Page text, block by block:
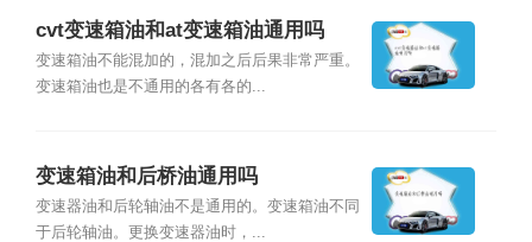
cvt变速箱油和at变速箱油通用吗
变速箱油不能混加的，混加之后后果非常严重。
变速箱油也是不通用的各有各的...
变速箱油和后桥油通用吗
变速器油和后轮轴油不是通用的。变速箱油不同
于后轮轴油。更换变速器油时，...